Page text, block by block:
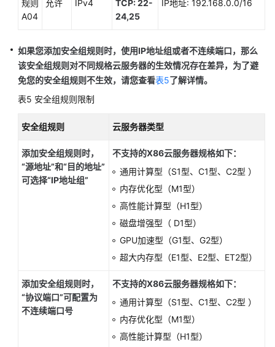
规则
A04
允许 IPv4 TCP:22-
24,25
IP地址: 192.168.0.0/16
如果您添加安全组规则时，使用IP地址组或者不连续端口，那么
该安全组规则对不同规格云服务器的生效情况存在差异，为了避
免您的安全组规则不生效，请您查看表5了解详情。
表5 安全组规则限制
安全组规则 云服务器类型
添加安全组规则时，
“源地址”和“目的地址”
可选择“IP地址组”
不支持的X86云服务器规格如下：
通用计算型（S1型、C1型、C2型 ）
内存优化型（M1型）
高性能计算型（H1型）
磁盘增强型（ D1型）
GPU加速型（G1型、G2型）
超大内存型（E1型、E2型、ET2型）
添加安全组规则时，
“协议端口”可配置为
不连续端口号
不支持的X86云服务器规格如下：
通用计算型（S1型、C1型、C2型 ）
内存优化型（M1型）
高性能计算型（H1型）